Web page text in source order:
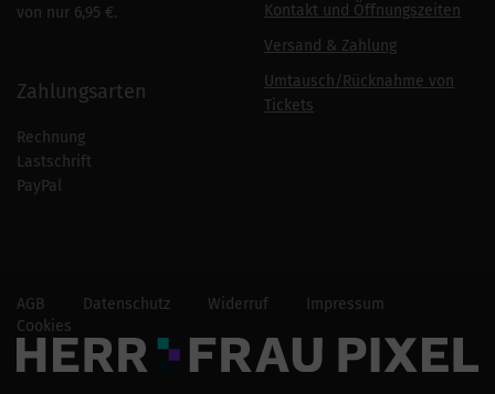
von nur 6,95 €.
Zahlungsarten
Rechnung
Lastschrift
PayPal
Kontakt und Öffnungszeiten
Versand & Zahlung
Umtausch/Rücknahme von
Tickets
AGB Datenschutz Widerruf
Impressum
Cookies